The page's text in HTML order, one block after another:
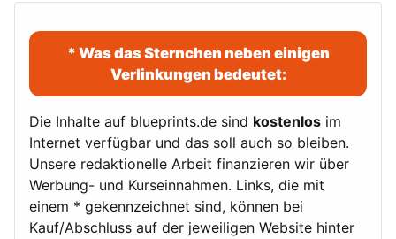
* Was das Sternchen neben einigen
Verlinkungen bedeutet:
Die Inhalte auf blueprints.de sind kostenlos im
Internet verfügbar und das soll auch so bleiben.
Unsere redaktionelle Arbeit finanzieren wir über
Werbung- und Kurseinnahmen. Links, die mit
einem * gekennzeichnet sind, können bei
Kauf/Abschluss auf der jeweiligen Website hinter